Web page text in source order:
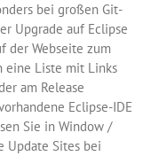
bei großen Git-
Upgrade auf Eclipse
der Webseite zum
eine Liste mit Links
am Release
Eclipse-IDE
Sie in Window /
Update Sites bei